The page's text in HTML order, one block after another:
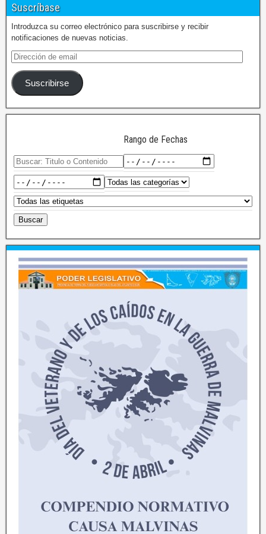
Suscríbase
Introduzca su correo electrónico para suscribirse y recibir
notificaciones de nuevas noticias.
Suscribirse
Rango de Fechas